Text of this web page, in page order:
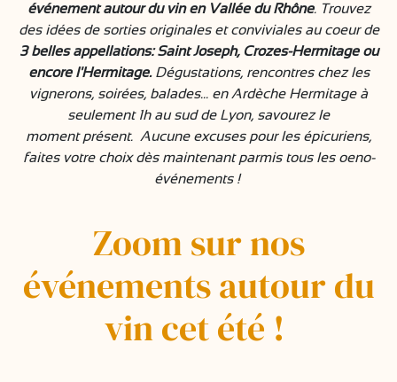
événement autour du vin en Vallée du Rhône. Trouvez
des idées de sorties originales et conviviales au coeur de
3 belles appellations: Saint Joseph, Crozes-Hermitage ou
encore l'Hermitage.Dégustations, rencontres chez les
vignerons, soirées, balades... en Ardèche Hermitage à
seulement 1h au sud de Lyon, savourez le
moment présent. Aucune excuses pour les épicuriens,
faites votre choix dès maintenant parmis tous les oeno-
événements !
Zoom sur nos
événements autour du
vin cet été !